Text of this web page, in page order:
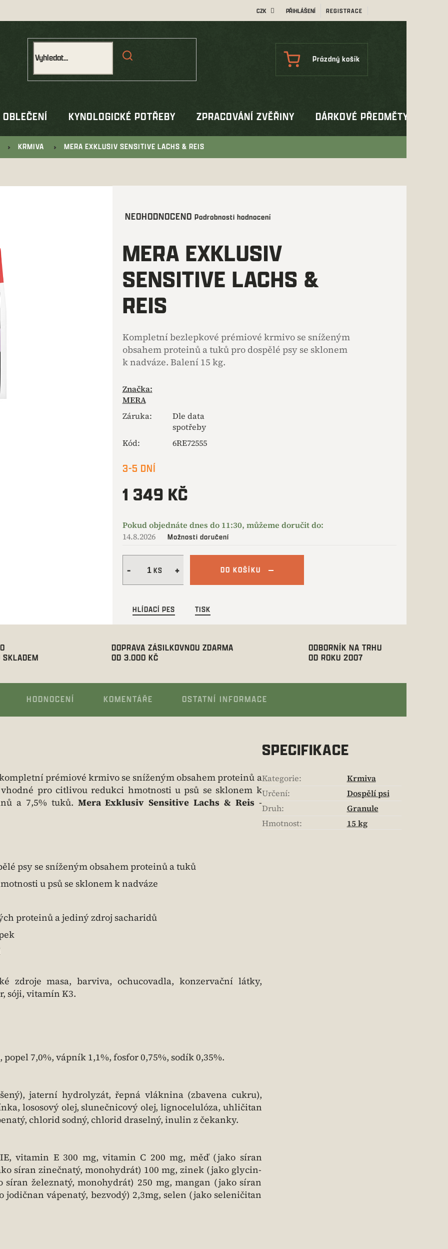
CZK PŘIHLÁŠENÍ REGISTRACE
NÁKUPNÍ
Prázdný košík
OBLEČENÍ KYNOLOGICKÉ POTŘEBY ZPRACOVÁNÍ ZVĚŘINY DÁRKOVÉ PŘEDMĚTY
KRMIVA MERA EXKLUSIV SENSITIVE LACHS & REIS
Průměrné
je
0,0
z
5
NEOHODNOCENO Podrobnosti hodnocení
MERA EXKLUSIV
SENSITIVE LACHS &
REIS
Kompletní bezlepkové prémiové krmivo se sníženým
obsahem proteinů a tuků pro dospělé psy se sklonem
k nadváze. Balení 15 kg.
Značka:
MERA
Záruka:
Dle data
spotřeby
Kód:
6RE72555
3-5 DNÍ
1 349 KČ
cena:
14.8.2026 Možnosti doručení
DO KOŠÍKU
HLÍDACÍ PES TISK
SKLADEM
DOPRAVA ZÁSILKOVNOU ZDARMA
OD 3.000 KČ
ODBORNÍK NA TRHU
OD ROKU 2007
HODNOCENÍ KOMENTÁŘE OSTATNÍ INFORMACE
prémiové krmivo se sníženým obsahem proteinů a
pro citlivou redukci hmotnosti u psů se sklonem k
a 7,5% tuků. Mera Exklusiv Sensitive Lachs & Reis -
psy se sníženým obsahem proteinů a tuků
u psů se sklonem k nadváze
proteinů a jediný zdroj sacharidů
zdroje masa, barviva, ochucovadla, konzervační látky,
sóji, vitamín K3.
7,0%, vápník 1,1%, fosfor 0,75%, sodík 0,35%.
jaterní hydrolyzát, řepná vláknina (zbavena cukru),
lososový olej, slunečnicový olej, lignocelulóza, uhličitan
chlorid sodný, chlorid draselný, inulin z čekanky.
vitamin E 300 mg, vitamin C 200 mg, měď (jako síran
síran zinečnatý, monohydrát) 100 mg, zinek (jako glycin-
železnatý, monohydrát) 250 mg, mangan (jako síran
vápenatý, bezvodý) 2,3mg, selen (jako seleničitan
SPECIFIKACE
Kategorie:
Krmiva
Určení:
Dospělí psi
Druh:
Granule
Hmotnost: 15 kg